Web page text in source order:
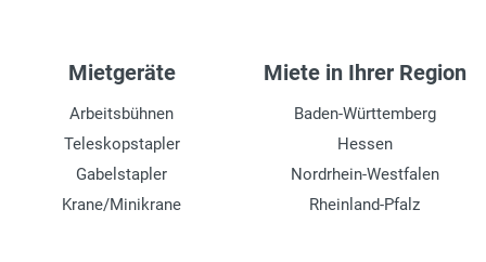
Mietgeräte
Arbeitsbühnen
Teleskopstapler
Gabelstapler
Krane/Minikrane
Miete in Ihrer Region
Baden-Württemberg
Hessen
Nordrhein-Westfalen
Rheinland-Pfalz